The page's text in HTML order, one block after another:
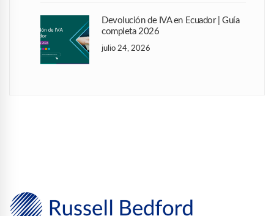
Devolución de IVA en Ecuador | Guía
completa 2026
julio 24, 2026